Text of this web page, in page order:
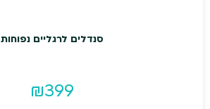
סנדלים לרגליים נפוחות
₪399